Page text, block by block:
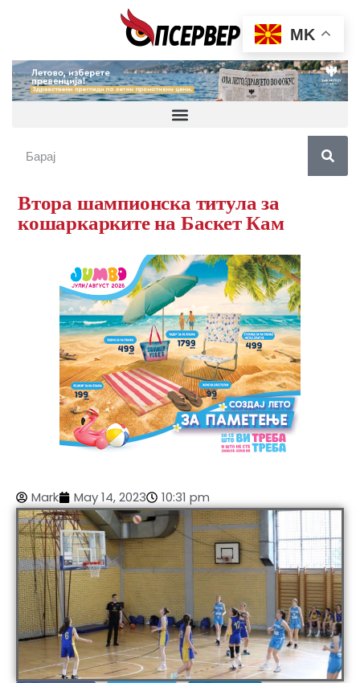
Втора шампионска титула за
кошаркарките на Баскет Кам
Mark May 14, 2023 10:31 pm
MK